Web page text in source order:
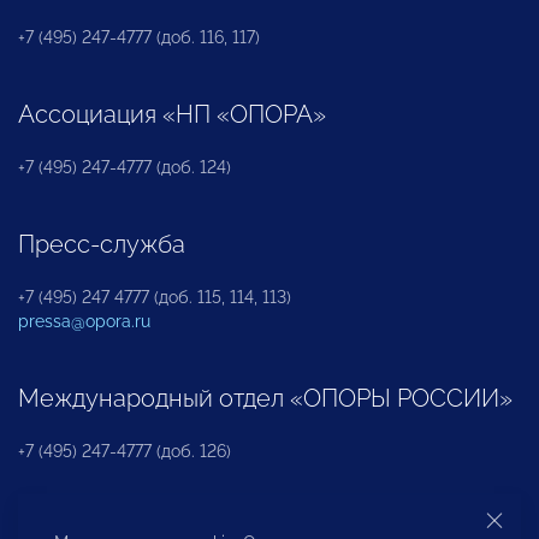
+7 (495) 247-4777 (доб. 116, 117)
Ассоциация «НП «ОПОРА»
+7 (495) 247-4777 (доб. 124)
Пресс-служба
+7 (495) 247 4777 (доб. 115, 114, 113)
pressa@opora.ru
Международный отдел «ОПОРЫ РОССИИ»
+7 (495) 247-4777 (доб. 126)
Бюро по защите прав предпринимателей и